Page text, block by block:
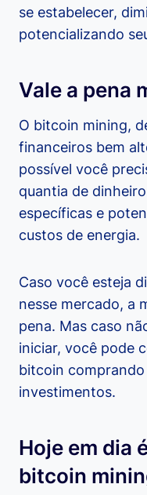
se estabelecer,
potencializando
Vale a pena
O bitcoin mining,
financeiros bem
possível você
quantia de
específicas e
custos de energia.
Caso você esteja
nesse mercado, a
pena. Mas caso
iniciar, você pode
bitcoin
investimentos.
Hoje em dia
bitcoin